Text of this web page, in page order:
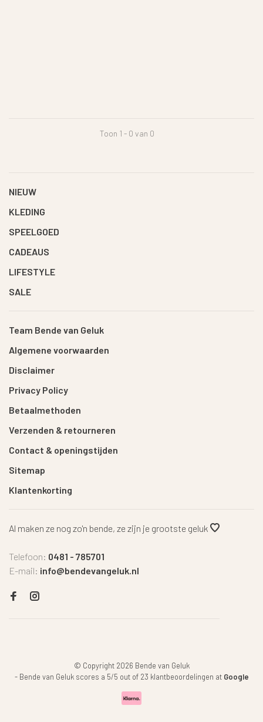
Toon 1 - 0 van 0
NIEUW
KLEDING
SPEELGOED
CADEAUS
LIFESTYLE
SALE
Team Bende van Geluk
Algemene voorwaarden
Disclaimer
Privacy Policy
Betaalmethoden
Verzenden & retourneren
Contact & openingstijden
Sitemap
Klantenkorting
Al maken ze nog zo'n bende, ze zijn je grootste geluk
Telefoon: 0481 - 785701
E-mail: info@bendevangeluk.nl
© Copyright 2026 Bende van Geluk
- Bende van Geluk scores a 5/5 out of 23 klantbeoordelingen at Google